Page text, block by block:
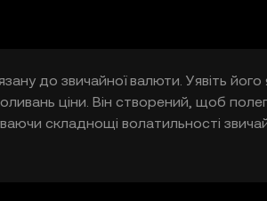
до звичайної валюти. Уявіть його
ціни. Він створений, щоб
складнощі волатильності
платежів і переказів в